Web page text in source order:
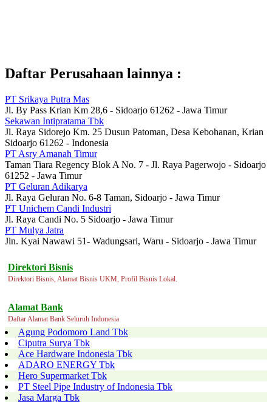
Daftar Perusahaan lainnya :
PT Srikaya Putra Mas
Jl. By Pass Krian Km 28,6 - Sidoarjo 61262 - Jawa Timur
Sekawan Intipratama Tbk
Jl. Raya Sidorejo Km. 25 Dusun Patoman, Desa Kebohanan, Krian
Sidoarjo 61262 - Indonesia
PT Asry Amanah Timur
Taman Tiara Regency Blok A No. 7 - Jl. Raya Pagerwojo - Sidoarjo
61252 - Jawa Timur
PT Geluran Adikarya
Jl. Raya Geluran No. 6-8 Taman, Sidoarjo - Jawa Timur
PT Unichem Candi Industri
Jl. Raya Candi No. 5 Sidoarjo - Jawa Timur
PT Mulya Jatra
Jln. Kyai Nawawi 51- Wadungsari, Waru - Sidoarjo - Jawa Timur
Direktori Bisnis
Direktori Bisnis, Alamat Bisnis UKM, Profil Bisnis Lokal.
Alamat Bank
Daftar Alamat Bank Seluruh Indonesia
Agung Podomoro Land Tbk
Ciputra Surya Tbk
Ace Hardware Indonesia Tbk
ADARO ENERGY Tbk
Hero Supermarket Tbk
PT Steel Pipe Industry of Indonesia Tbk
Jasa Marga Tbk